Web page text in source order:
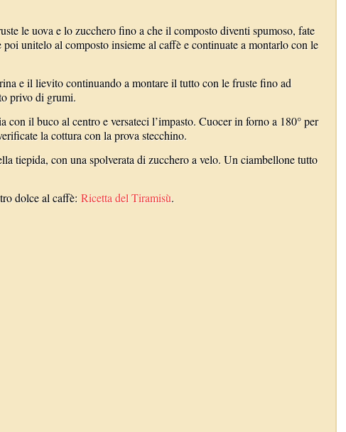
le uova e lo zucchero fino a che il composto diventi spumoso, fate
unitelo al composto insieme al caffè e continuate a montarlo con le
e il lievito continuando a montare il tutto con le fruste fino ad
privo di grumi.
con il buco al centro e versateci l’impasto. Cuocer in forno a 180° per
la cottura con la prova stecchino.
tiepida, con una spolverata di zucchero a velo. Un ciambellone tutto
dolce al caffè: Ricetta del Tiramisù.